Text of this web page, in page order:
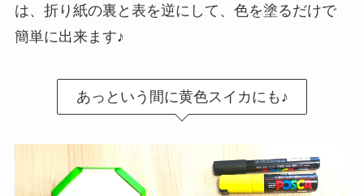
は、折り紙の裏と表を逆にして、色を塗るだけで
簡単に出来ます♪
あっという間に黄色スイカにも♪